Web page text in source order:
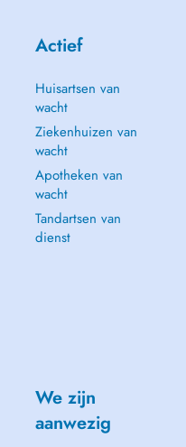
Actief
Huisartsen van
wacht
Ziekenhuizen van
wacht
Apotheken van
wacht
Tandartsen van
dienst
We zijn
aanwezig